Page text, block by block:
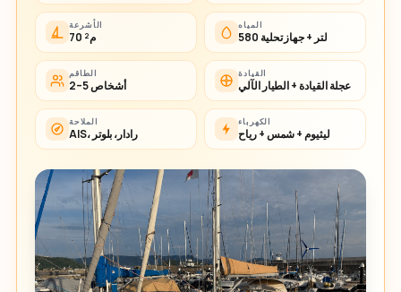
الأشرعة
70 م²
المياه
580 لتر + جهاز تحلية
الطاقم
2–5 أشخاص
القيادة
عجلة القيادة + الطيار الآلي
الملاحة
AIS، رادار، بلوتر
الكهرباء
ليثيوم + شمس + رياح